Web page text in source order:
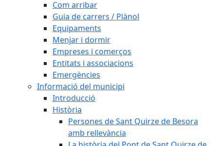
Com arribar
Guia de carrers / Plànol
Equipaments
Menjar i dormir
Empreses i comerços
Entitats i associacions
Emergències
Informació del municipi
Introducció
Història
Persones de Sant Quirze de Besora
amb rellevància